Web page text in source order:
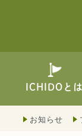
ICHIDOとは
お知らせ